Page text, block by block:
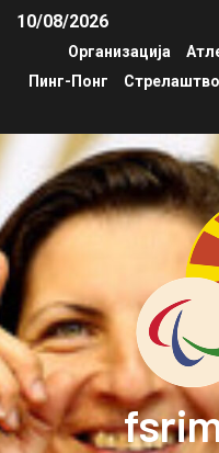
10/08/2026
Организација
Пинг-Понг
Стрелаштво